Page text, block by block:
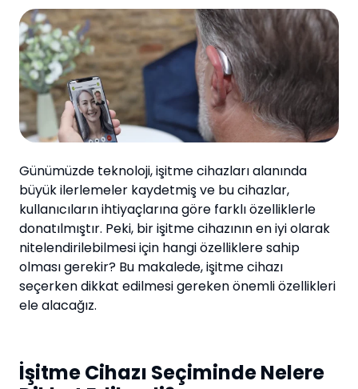
Günümüzde teknoloji, işitme cihazları alanında
büyük ilerlemeler kaydetmiş ve bu cihazlar,
kullanıcıların ihtiyaçlarına göre farklı özelliklerle
donatılmıştır. Peki, bir işitme cihazının en iyi olarak
nitelendirilebilmesi için hangi özelliklere sahip
olması gerekir? Bu makalede, işitme cihazı
seçerken dikkat edilmesi gereken önemli özellikleri
ele alacağız.
İşitme Cihazı Seçiminde Nelere